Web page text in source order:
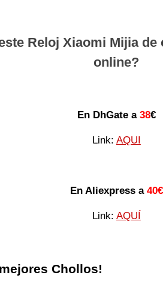
Reloj Xiaomi Mijia
online?
En DhGate a 38€
Link: AQUI
En Aliexpress a 40€
Link: AQUÍ
Chollos!